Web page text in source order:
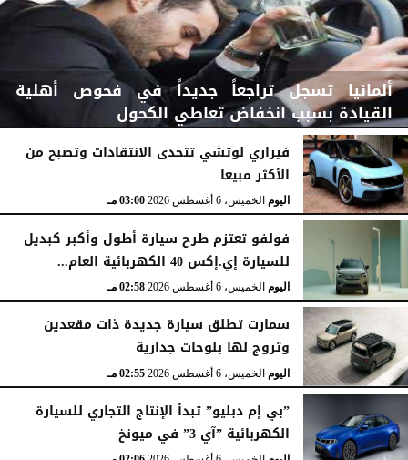
ألمانيا تسجل تراجعاً جديداً في فحوص أهلية
القيادة بسبب انخفاض تعاطي الكحول
اليوم الخميس، 6 أغسطس 2026 03:15 مـ
فيراري لوتشي تتحدى الانتقادات وتصبح من
الأكثر مبيعا
اليومالخميس، 6 أغسطس 2026 03:00 مـ
فولفو تعتزم طرح سيارة أطول وأكبر كبديل
للسيارة إي.إكس 40 الكهربائية العام...
اليوم الخميس، 6 أغسطس 2026 02:58 مـ
سمارت تطلق سيارة جديدة ذات مقعدين
وتروج لها بلوحات جدارية
اليوم الخميس، 6 أغسطس 2026 02:55 مـ
”بي إم دبليو” تبدأ الإنتاج التجاري للسيارة
الكهربائية ”آي 3” في ميونخ